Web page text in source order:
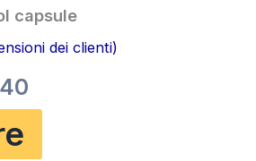
capsule
dei clienti)